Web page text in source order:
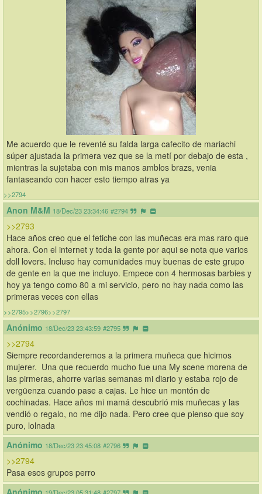
Me acuerdo que le reventé su falda larga cafecito de mariachi
súper ajustada la primera vez que se la metí por debajo de esta ,
mientras la sujetaba con mis manos amblos brazs, venia
fantaseando con hacer esto tiempo atras ya
>>2794
Anon M&M 18/Dec/23 23:34:46 #2794
>>2793
Hace años creo que el fetiche con las muñecas era mas raro que
ahora. Con el internet y toda la gente por aqui se nota que varios
doll lovers. Incluso hay comunidades muy buenas de este grupo
de gente en la que me incluyo. Empece con 4 hermosas barbies y
hoy ya tengo como 80 a mi servicio, pero no hay nada como las
primeras veces con ellas
>>2795>>2796>>2797
Anónimo 18/Dec/23 23:43:59 #2795
>>2794
Siempre recordanderemos a la primera muñeca que hicimos
mujerer.  Una que recuerdo mucho fue una My scene morena de
las pirmeras, ahorre varias semanas mi diario y estaba rojo de
vergüenza cuando pase a cajas. Le hice un montón de
cochinadas. Hace años mi mamá descubrió mis muñecas y las
vendió o regalo, no me dijo nada. Pero cree que pienso que soy
puro, lolnada
Anónimo 18/Dec/23 23:45:08 #2796
>>2794
Pasa esos grupos perro